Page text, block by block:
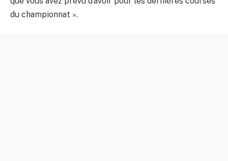
du championnat ».